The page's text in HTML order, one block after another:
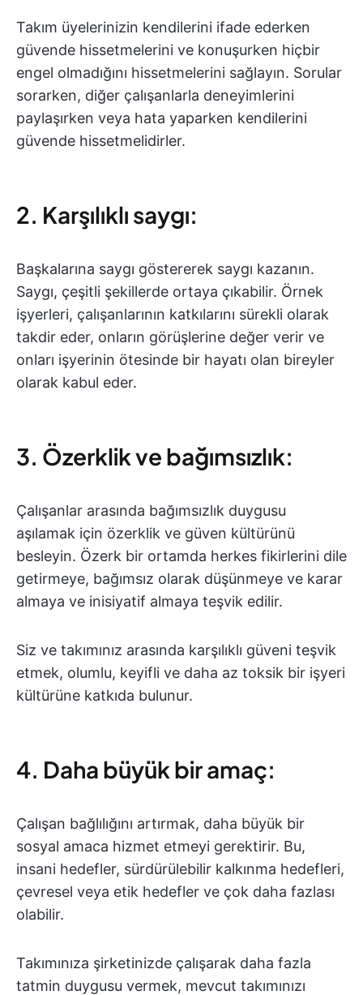
Takım üyelerinizin kendilerini ifade ederken
güvende hissetmelerini ve konuşurken hiçbir
engel olmadığını hissetmelerini sağlayın. Sorular
sorarken, diğer çalışanlarla deneyimlerini
paylaşırken veya hata yaparken kendilerini
güvende hissetmelidirler.
2. Karşılıklı saygı:
Başkalarına saygı göstererek saygı kazanın.
Saygı, çeşitli şekillerde ortaya çıkabilir. Örnek
işyerleri, çalışanlarının katkılarını sürekli olarak
takdir eder, onların görüşlerine değer verir ve
onları işyerinin ötesinde bir hayatı olan bireyler
olarak kabul eder.
3. Özerklik ve bağımsızlık:
Çalışanlar arasında bağımsızlık duygusu
aşılamak için özerklik ve güven kültürünü
besleyin. Özerk bir ortamda herkes fikirlerini dile
getirmeye, bağımsız olarak düşünmeye ve karar
almaya ve inisiyatif almaya teşvik edilir.
Siz ve takımınız arasında karşılıklı güveni teşvik
etmek, olumlu, keyifli ve daha az toksik bir işyeri
kültürüne katkıda bulunur.
4. Daha büyük bir amaç:
Çalışan bağlılığını artırmak, daha büyük bir
sosyal amaca hizmet etmeyi gerektirir. Bu,
insani hedefler, sürdürülebilir kalkınma hedefleri,
çevresel veya etik hedefler ve çok daha fazlası
olabilir.
Takımınıza şirketinizde çalışarak daha fazla
tatmin duygusu vermek, mevcut takımınızı